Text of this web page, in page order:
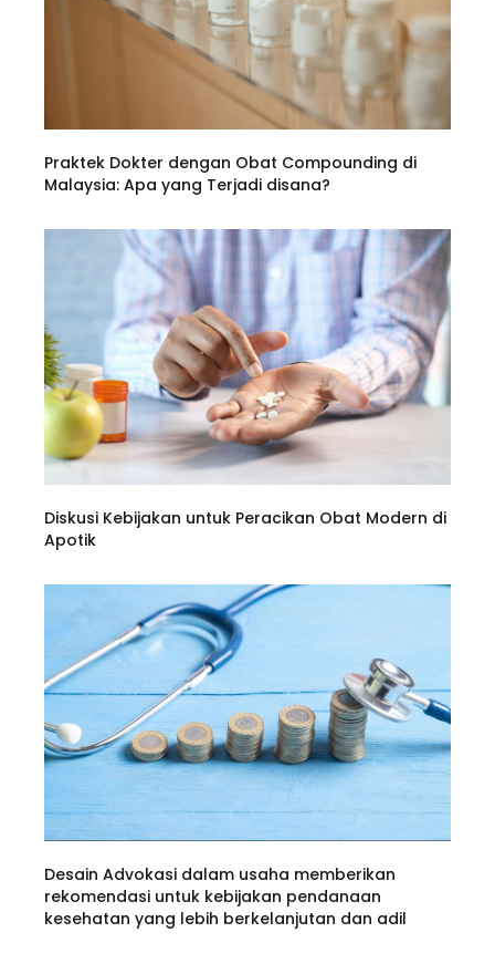
Praktek Dokter dengan Obat Compounding di
Malaysia: Apa yang Terjadi disana?
Diskusi Kebijakan untuk Peracikan Obat Modern di
Apotik
Desain Advokasi dalam usaha memberikan
rekomendasi untuk kebijakan pendanaan
kesehatan yang lebih berkelanjutan dan adil